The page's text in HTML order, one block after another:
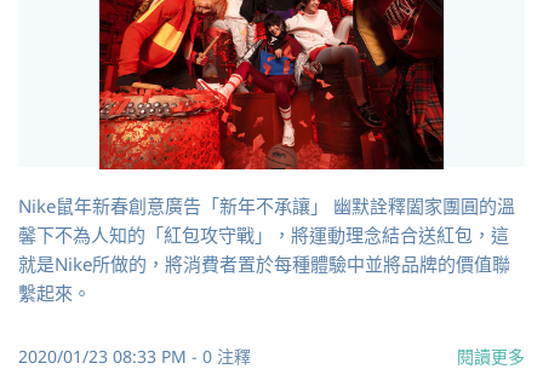
Nike鼠年新春創意廣告「新年不承讓」 幽默詮釋闔家團圓的溫
馨下不為人知的「紅包攻守戰」，將運動理念結合送紅包，這
就是Nike所做的，將消費者置於每種體驗中並將品牌的價值聯
繫起來。
2020/01/23 08:33 PM - 0 注釋 閱讀更多